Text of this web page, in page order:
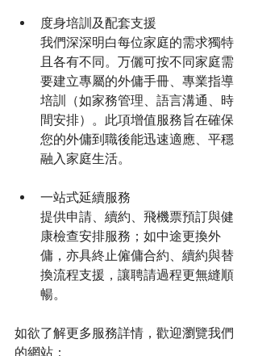
度身培訓及配套支援
我們深深明白每位家庭的需求獨特
且各有不同。万儷可按不同家庭需
要建立專屬的外傭手冊、專業指導
培訓（如家務管理、語言溝通、時
間安排）。此項增值服務旨在確保
您的外傭到職後能迅速適應、平穩
融入家庭生活。
一站式延續服務
提供申請、續約、飛機票預訂與健
康檢查安排服務；如中途更換外
傭，亦具終止僱傭合約、續約與替
換流程支援，讓聘請過程更無縫順
暢。
如欲了解更多服務詳情，歡迎瀏覽我們
的網站：